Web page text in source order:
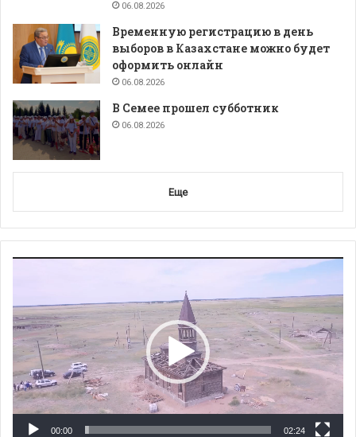
06.08.2026
Временную регистрацию в день
выборов в Казахстане можно будет
оформить онлайн
06.08.2026
В Семее прошел субботник
06.08.2026
Еще
00:00 02:24